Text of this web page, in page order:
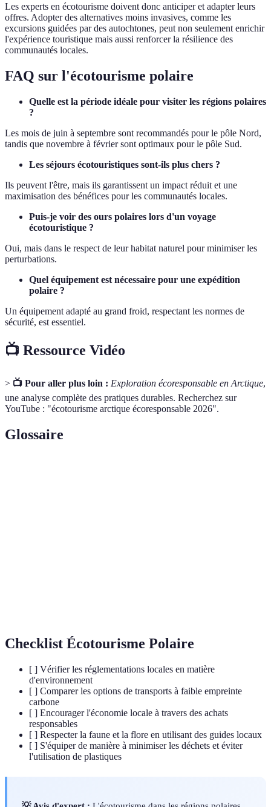
Les experts en écotourisme doivent donc anticiper et adapter leurs
offres. Adopter des alternatives moins invasives, comme les
excursions guidées par des autochtones, peut non seulement enrichir
l'expérience touristique mais aussi renforcer la résilience des
communautés locales.
FAQ sur l'écotourisme polaire
Quelle est la période idéale pour visiter les régions polaires
?
Les mois de juin à septembre sont recommandés pour le pôle Nord,
tandis que novembre à février sont optimaux pour le pôle Sud.
Les séjours écotouristiques sont-ils plus chers ?
Ils peuvent l'être, mais ils garantissent un impact réduit et une
maximisation des bénéfices pour les communautés locales.
Puis-je voir des ours polaires lors d'un voyage
écotouristique ?
Oui, mais dans le respect de leur habitat naturel pour minimiser les
perturbations.
Quel équipement est nécessaire pour une expédition
polaire ?
Un équipement adapté au grand froid, respectant les normes de
sécurité, est essentiel.
📺 Ressource Vidéo
> 📺 Pour aller plus loin : Exploration écoresponsable en Arctique,
une analyse complète des pratiques durables. Recherchez sur
YouTube : "écotourisme arctique écoresponsable 2026".
Glossaire
Checklist Écotourisme Polaire
[ ] Vérifier les réglementations locales en matière
d'environnement
[ ] Comparer les options de transports à faible empreinte
carbone
[ ] Encourager l'économie locale à travers des achats
responsables
[ ] Respecter la faune et la flore en utilisant des guides locaux
[ ] S'équiper de manière à minimiser les déchets et éviter
l'utilisation de plastiques